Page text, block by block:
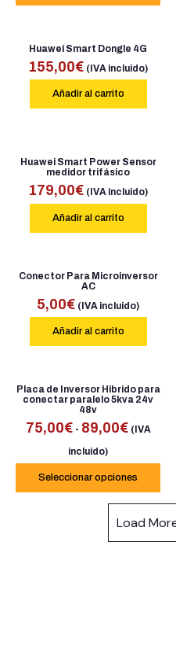
Huawei Smart Dongle 4G
155,00€ (IVA incluido)
Añadir al carrito
Huawei Smart Power Sensor
medidor trifásico
179,00€ (IVA incluido)
Añadir al carrito
Conector Para Microinversor
AC
5,00€ (IVA incluido)
Añadir al carrito
Placa de Inversor Hibrido para
conectar paralelo 5kva 24v
48v
75,00€ - 89,00€ (IVA
incluido)
Seleccionar opciones
Load